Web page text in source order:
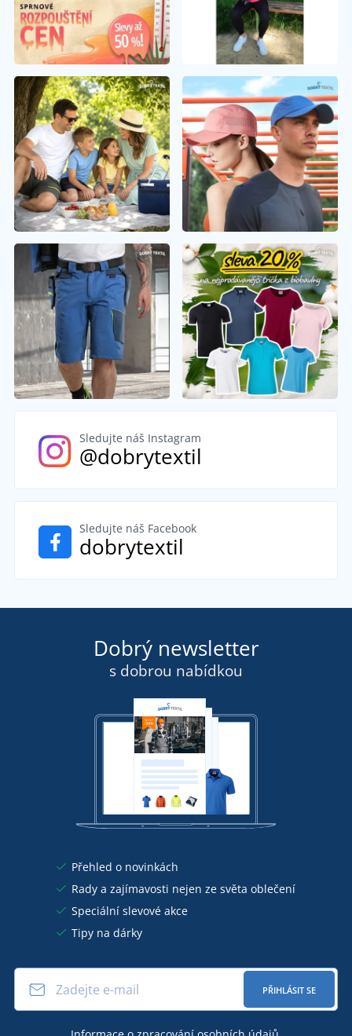
Sledujte náš Instagram
@dobrytextil
Sledujte náš Facebook
dobrytextil
Dobrý newsletter
s dobrou nabídkou
Přehled o novinkách
Rady a zajímavosti nejen ze světa oblečení
Speciální slevové akce
Tipy na dárky
PŘIHLÁSIT SE